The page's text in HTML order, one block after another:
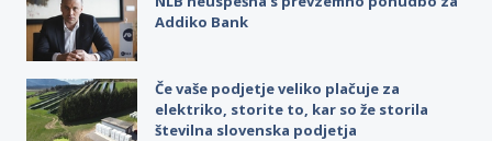
Addiko Bank
Če vaše podjetje veliko plačuje za
elektriko, storite to, kar so že storila
številna slovenska podjetja